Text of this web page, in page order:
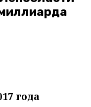
года